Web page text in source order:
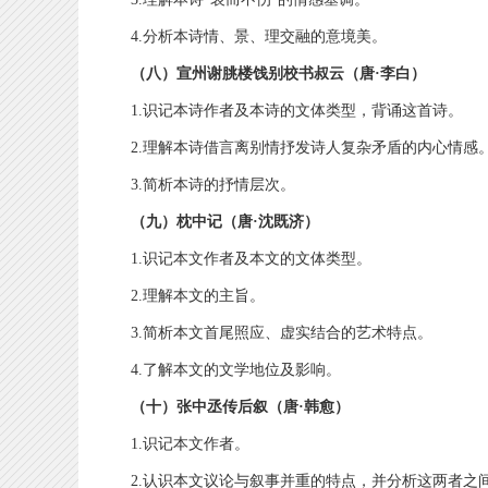
4.分析本诗情、景、理交融的意境美。
（八）宣州谢朓楼饯别校书叔云（唐·李白）
1.识记本诗作者及本诗的文体类型，背诵这首诗。
2.理解本诗借言离别情抒发诗人复杂矛盾的内心情感。
3.简析本诗的抒情层次。
（九）枕中记（唐·沈既济）
1.识记本文作者及本文的文体类型。
2.理解本文的主旨。
3.简析本文首尾照应、虚实结合的艺术特点。
4.了解本文的文学地位及影响。
（十）张中丞传后叙（唐·韩愈）
1.识记本文作者。
2.认识本文议论与叙事并重的特点，并分析这两者之间